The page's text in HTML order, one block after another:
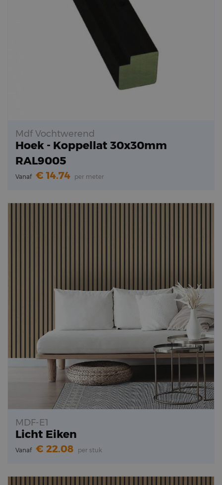
Mdf Vochtwerend
Hoek - Koppellat 30x30mm
RAL9005
Vanaf 14.74 per meter
MDF-E1
Licht Eiken
Vanaf 22.08 per stuk